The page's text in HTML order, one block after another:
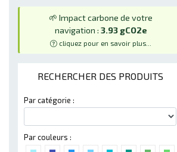
🌱 Impact carbone de votre
navigation : 3.93 gCO2e
cliquez pour en savoir plus...
RECHERCHER DES PRODUITS
Par catégorie :
Par couleurs :